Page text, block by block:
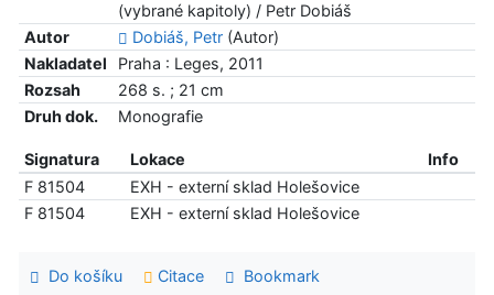
(vybrané kapitoly) / Petr Dobiáš
Autor
Dobiáš, Petr(Autor)
Nakladatel
Praha : Leges, 2011
Rozsah
268 s. ; 21 cm
Druh dok.
Monografie
Signatura Lokace
Info
F 81504
EXH - externí sklad Holešovice
F 81504
EXH - externí sklad Holešovice
Do košíku Citace
Bookmark